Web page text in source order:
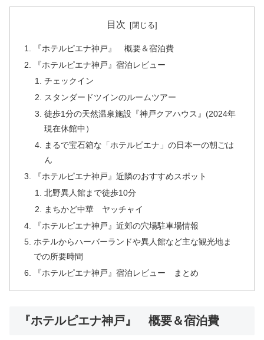
目次
『ホテルピエナ神戸』 概要＆宿泊費
『ホテルピエナ神戸』宿泊レビュー
チェックイン
スタンダードツインのルームツアー
徒歩1分の天然温泉施設『神戸クアハウス』(2024年
現在休館中）
まるで宝石箱な「ホテルピエナ」の日本一の朝ごは
ん
『ホテルピエナ神戸』近隣のおすすめスポット
北野異人館まで徒歩10分
まちかど中華 ヤッチャイ
『ホテルピエナ神戸』近郊の穴場駐車場情報
ホテルからハーバーランドや異人館など主な観光地ま
での所要時間
『ホテルピエナ神戸』宿泊レビュー まとめ
『ホテルピエナ神戸』 概要＆宿泊費